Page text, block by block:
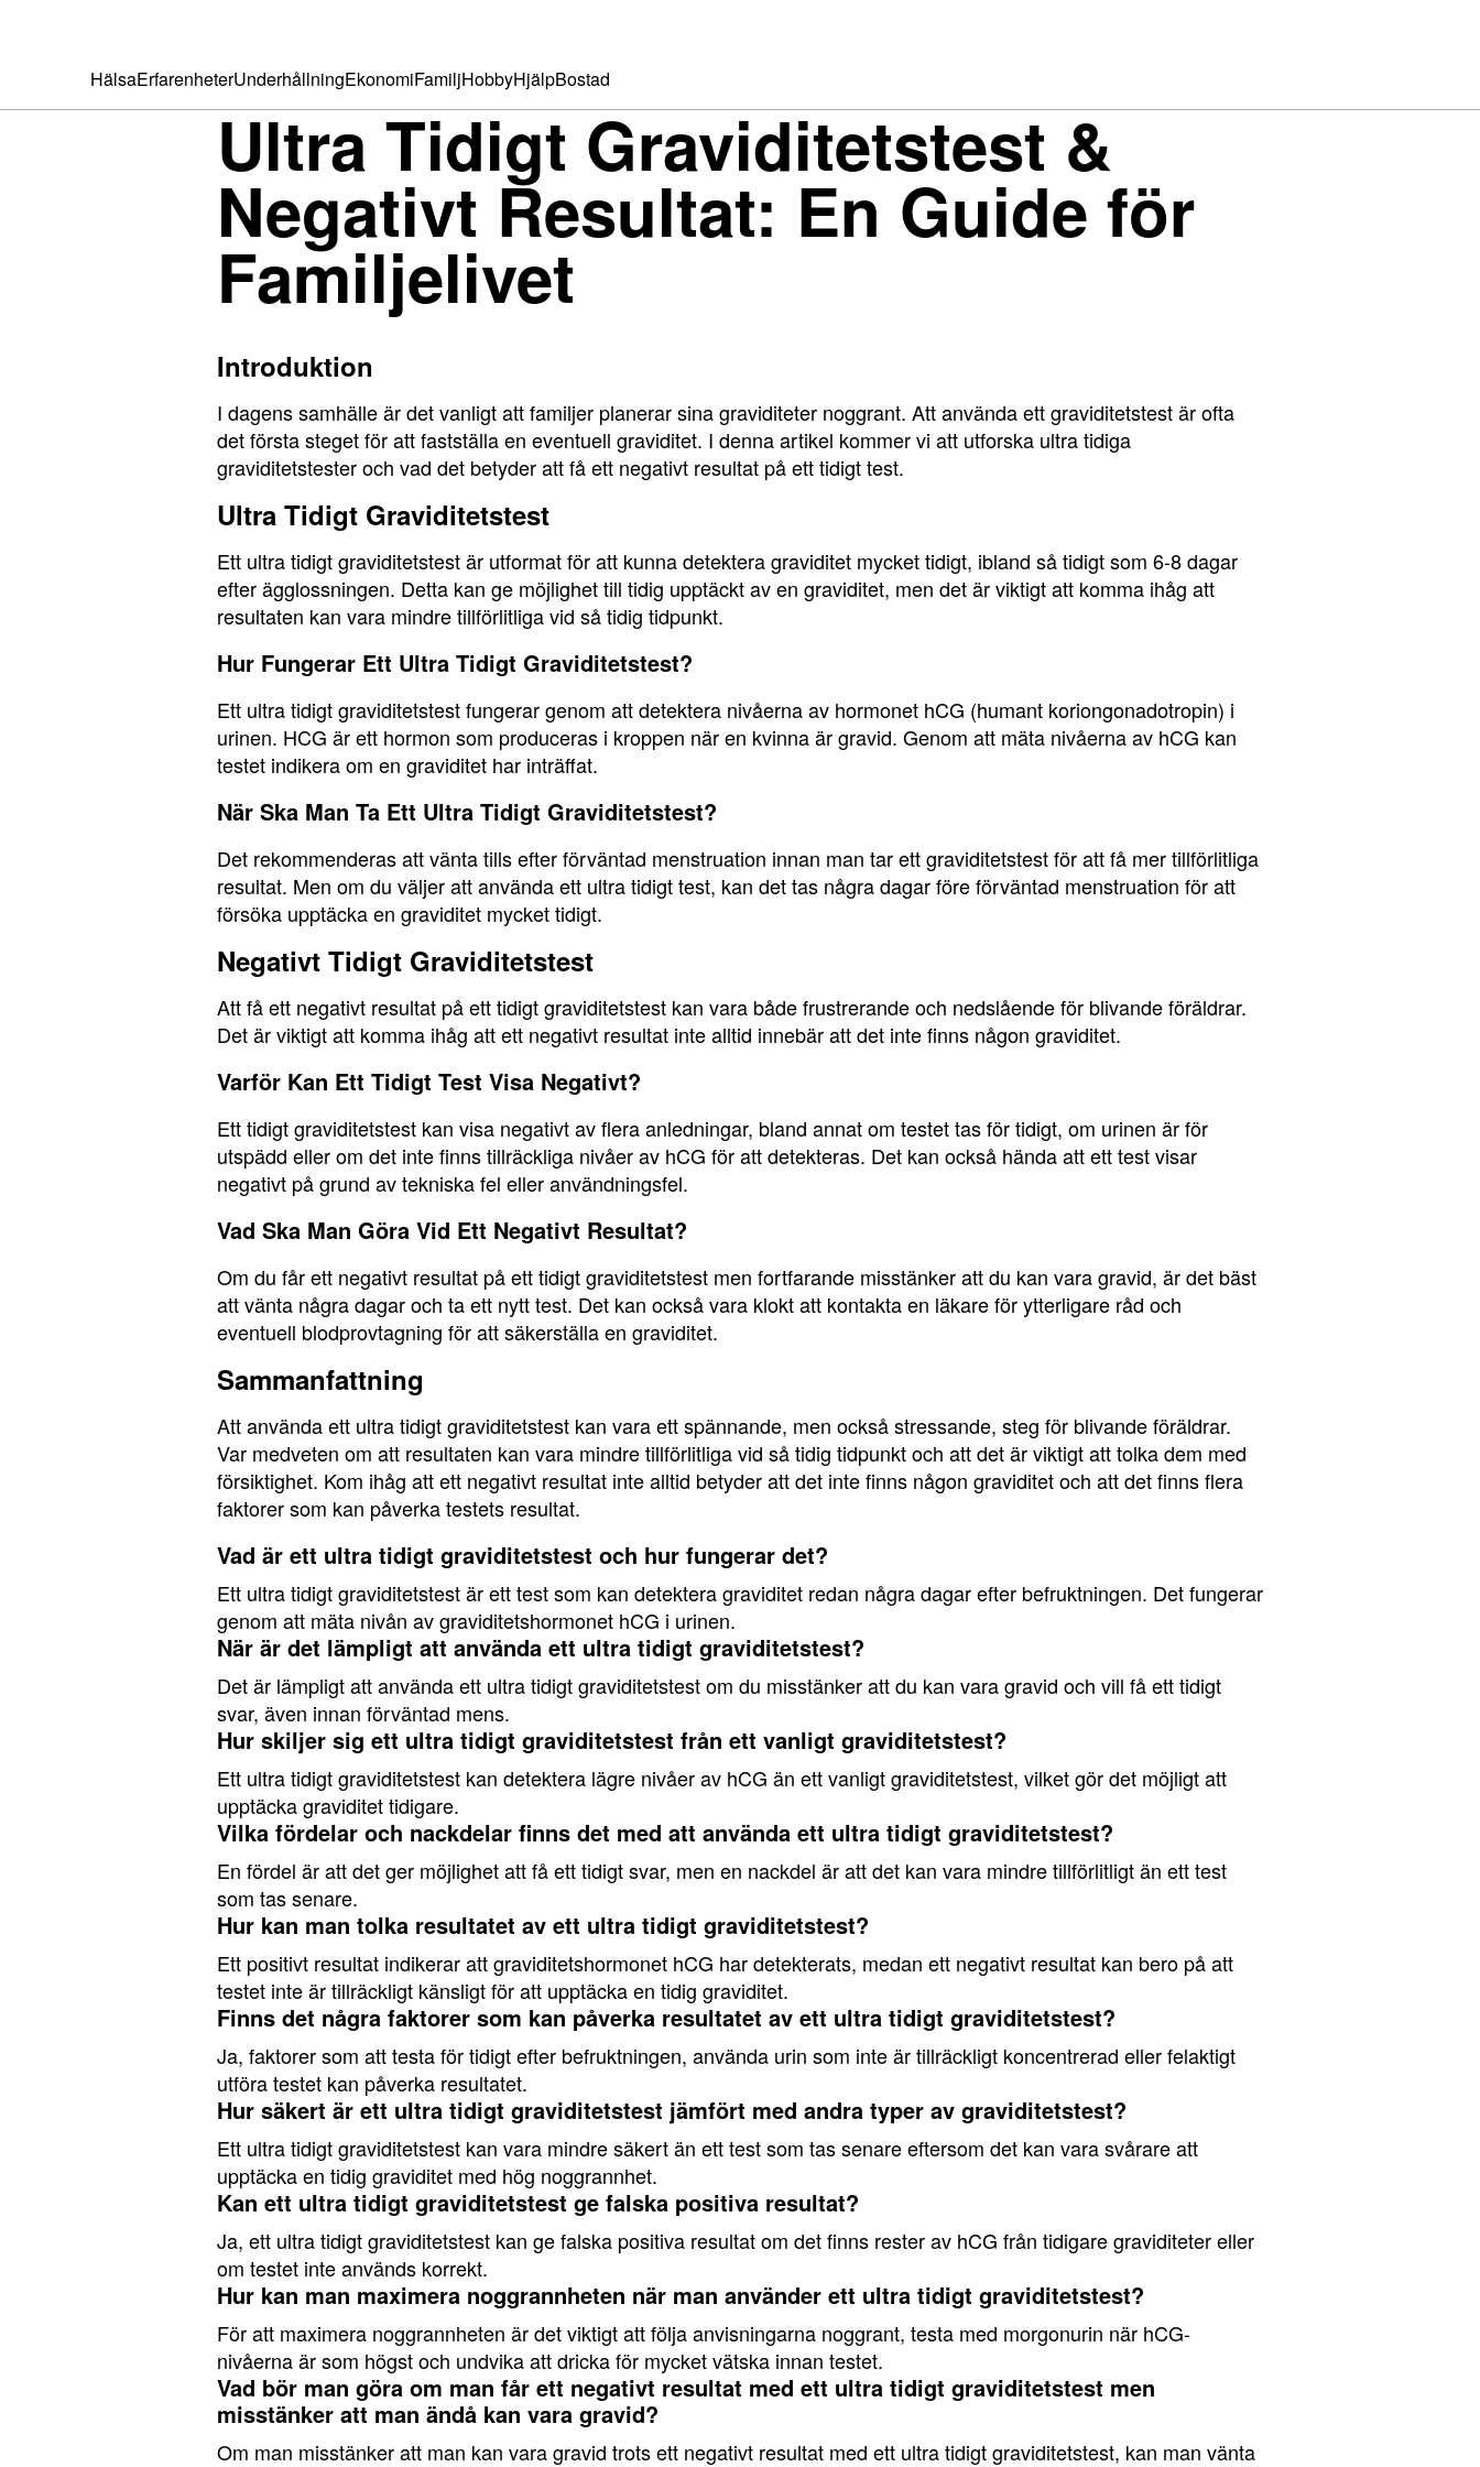
HälsaErfarenheterUnderhållningEkonomiFamiljHobbyHjälpBostad
Ultra Tidigt Graviditetstest &
Negativt Resultat: En Guide för
Familjelivet
Introduktion
I dagens samhälle är det vanligt att familjer planerar sina graviditeter noggrant. Att använda ett graviditetstest är ofta
det första steget för att fastställa en eventuell graviditet. I denna artikel kommer vi att utforska ultra tidiga
graviditetstester och vad det betyder att få ett negativt resultat på ett tidigt test.
Ultra Tidigt Graviditetstest
Ett ultra tidigt graviditetstest är utformat för att kunna detektera graviditet mycket tidigt, ibland så tidigt som 6-8 dagar
efter ägglossningen. Detta kan ge möjlighet till tidig upptäckt av en graviditet, men det är viktigt att komma ihåg att
resultaten kan vara mindre tillförlitliga vid så tidig tidpunkt.
Hur Fungerar Ett Ultra Tidigt Graviditetstest?
Ett ultra tidigt graviditetstest fungerar genom att detektera nivåerna av hormonet hCG (humant koriongonadotropin) i
urinen. HCG är ett hormon som produceras i kroppen när en kvinna är gravid. Genom att mäta nivåerna av hCG kan
testet indikera om en graviditet har inträffat.
När Ska Man Ta Ett Ultra Tidigt Graviditetstest?
Det rekommenderas att vänta tills efter förväntad menstruation innan man tar ett graviditetstest för att få mer tillförlitliga
resultat. Men om du väljer att använda ett ultra tidigt test, kan det tas några dagar före förväntad menstruation för att
försöka upptäcka en graviditet mycket tidigt.
Negativt Tidigt Graviditetstest
Att få ett negativt resultat på ett tidigt graviditetstest kan vara både frustrerande och nedslående för blivande föräldrar.
Det är viktigt att komma ihåg att ett negativt resultat inte alltid innebär att det inte finns någon graviditet.
Varför Kan Ett Tidigt Test Visa Negativt?
Ett tidigt graviditetstest kan visa negativt av flera anledningar, bland annat om testet tas för tidigt, om urinen är för
utspädd eller om det inte finns tillräckliga nivåer av hCG för att detekteras. Det kan också hända att ett test visar
negativt på grund av tekniska fel eller användningsfel.
Vad Ska Man Göra Vid Ett Negativt Resultat?
Om du får ett negativt resultat på ett tidigt graviditetstest men fortfarande misstänker att du kan vara gravid, är det bäst
att vänta några dagar och ta ett nytt test. Det kan också vara klokt att kontakta en läkare för ytterligare råd och
eventuell blodprovtagning för att säkerställa en graviditet.
Sammanfattning
Att använda ett ultra tidigt graviditetstest kan vara ett spännande, men också stressande, steg för blivande föräldrar.
Var medveten om att resultaten kan vara mindre tillförlitliga vid så tidig tidpunkt och att det är viktigt att tolka dem med
försiktighet. Kom ihåg att ett negativt resultat inte alltid betyder att det inte finns någon graviditet och att det finns flera
faktorer som kan påverka testets resultat.
Vad är ett ultra tidigt graviditetstest och hur fungerar det?
Ett ultra tidigt graviditetstest är ett test som kan detektera graviditet redan några dagar efter befruktningen. Det fungerar
genom att mäta nivån av graviditetshormonet hCG i urinen.
När är det lämpligt att använda ett ultra tidigt graviditetstest?
Det är lämpligt att använda ett ultra tidigt graviditetstest om du misstänker att du kan vara gravid och vill få ett tidigt
svar, även innan förväntad mens.
Hur skiljer sig ett ultra tidigt graviditetstest från ett vanligt graviditetstest?
Ett ultra tidigt graviditetstest kan detektera lägre nivåer av hCG än ett vanligt graviditetstest, vilket gör det möjligt att
upptäcka graviditet tidigare.
Vilka fördelar och nackdelar finns det med att använda ett ultra tidigt graviditetstest?
En fördel är att det ger möjlighet att få ett tidigt svar, men en nackdel är att det kan vara mindre tillförlitligt än ett test
som tas senare.
Hur kan man tolka resultatet av ett ultra tidigt graviditetstest?
Ett positivt resultat indikerar att graviditetshormonet hCG har detekterats, medan ett negativt resultat kan bero på att
testet inte är tillräckligt känsligt för att upptäcka en tidig graviditet.
Finns det några faktorer som kan påverka resultatet av ett ultra tidigt graviditetstest?
Ja, faktorer som att testa för tidigt efter befruktningen, använda urin som inte är tillräckligt koncentrerad eller felaktigt
utföra testet kan påverka resultatet.
Hur säkert är ett ultra tidigt graviditetstest jämfört med andra typer av graviditetstest?
Ett ultra tidigt graviditetstest kan vara mindre säkert än ett test som tas senare eftersom det kan vara svårare att
upptäcka en tidig graviditet med hög noggrannhet.
Kan ett ultra tidigt graviditetstest ge falska positiva resultat?
Ja, ett ultra tidigt graviditetstest kan ge falska positiva resultat om det finns rester av hCG från tidigare graviditeter eller
om testet inte används korrekt.
Hur kan man maximera noggrannheten när man använder ett ultra tidigt graviditetstest?
För att maximera noggrannheten är det viktigt att följa anvisningarna noggrant, testa med morgonurin när hCG-
nivåerna är som högst och undvika att dricka för mycket vätska innan testet.
Vad bör man göra om man får ett negativt resultat med ett ultra tidigt graviditetstest men
misstänker att man ändå kan vara gravid?
Om man misstänker att man kan vara gravid trots ett negativt resultat med ett ultra tidigt graviditetstest, kan man vänta